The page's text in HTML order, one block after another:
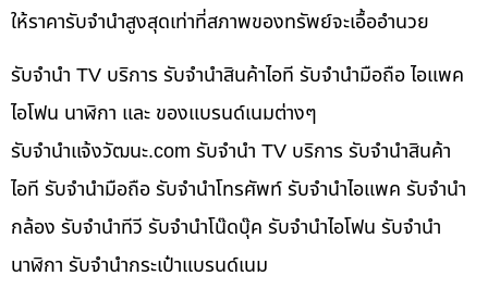
ให้ราคารับจำนำสูงสุดเท่าที่สภาพของทรัพย์จะเอื้ออำนวย
รับจำนำ TV บริการ รับจำนำสินค้าไอที รับจำนำมือถือ ไอแพค
ไอโฟน นาฬิกา และ ของแบรนด์เนมต่างๆ
รับจํานําแจ้งวัฒนะ.com รับจำนำ TV บริการ รับจำนำสินค้า
ไอที รับจำนำมือถือ รับจำนำโทรศัพท์ รับจำนำไอแพค รับจำนำ
กล้อง รับจำนำทีวี รับจำนำโน๊ดบุ๊ค รับจำนำไอโฟน รับจำนำ
นาฬิกา รับจำนำกระเป๋าแบรนด์เนม